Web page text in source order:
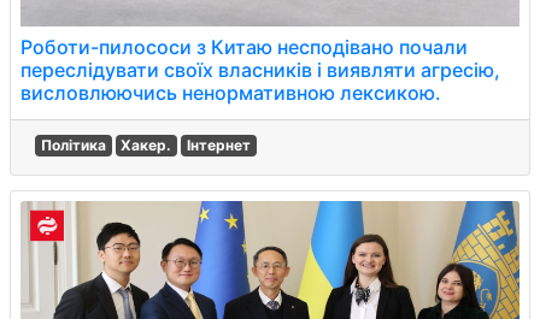
Роботи-пилососи з Китаю несподівано почали
переслідувати своїх власників і виявляти агресію,
висловлюючись ненормативною лексикою.
Політика Хакер. Інтернет